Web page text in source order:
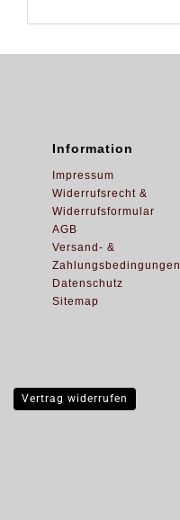
Information
Impressum
Widerrufsrecht &
Widerrufsformular
AGB
Versand- &
Zahlungsbedingungen
Datenschutz
Sitemap
Vertrag widerrufen